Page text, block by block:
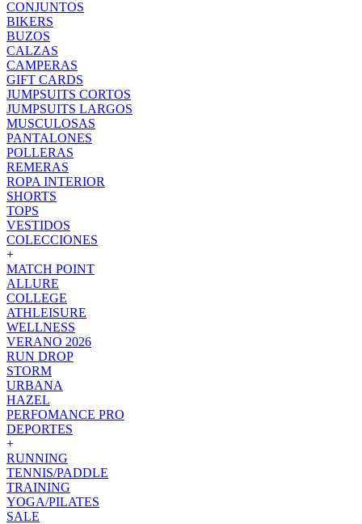
CONJUNTOS
BIKERS
BUZOS
CALZAS
CAMPERAS
GIFT CARDS
JUMPSUITS CORTOS
JUMPSUITS LARGOS
MUSCULOSAS
PANTALONES
POLLERAS
REMERAS
ROPA INTERIOR
SHORTS
TOPS
VESTIDOS
COLECCIONES
+
MATCH POINT
ALLURE
COLLEGE
ATHLEISURE
WELLNESS
VERANO 2026
RUN DROP
STORM
URBANA
HAZEL
PERFOMANCE PRO
DEPORTES
+
RUNNING
TENNIS/PADDLE
TRAINING
YOGA/PILATES
SALE